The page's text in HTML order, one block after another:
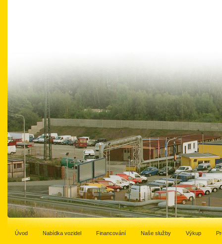
Úvod Nabídka vozidel Financování Naše služby Výkup